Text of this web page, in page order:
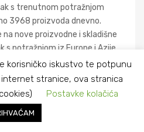
s trenutnom potražnjom
3968 proizvoda dnevno.
nove proizvodne i skladišne
s potražnjom iz Europe i Azije.
watch?v=jfJdMzzId-Y
korisničko iskustvo te potpunu
stranice, ova stranica
Postavke kolačića